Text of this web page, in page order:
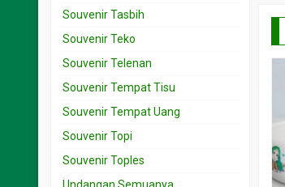
Souvenir Tasbih
Souvenir Teko
Souvenir Telenan
Souvenir Tempat Tisu
Souvenir Tempat Uang
Souvenir Topi
Souvenir Toples